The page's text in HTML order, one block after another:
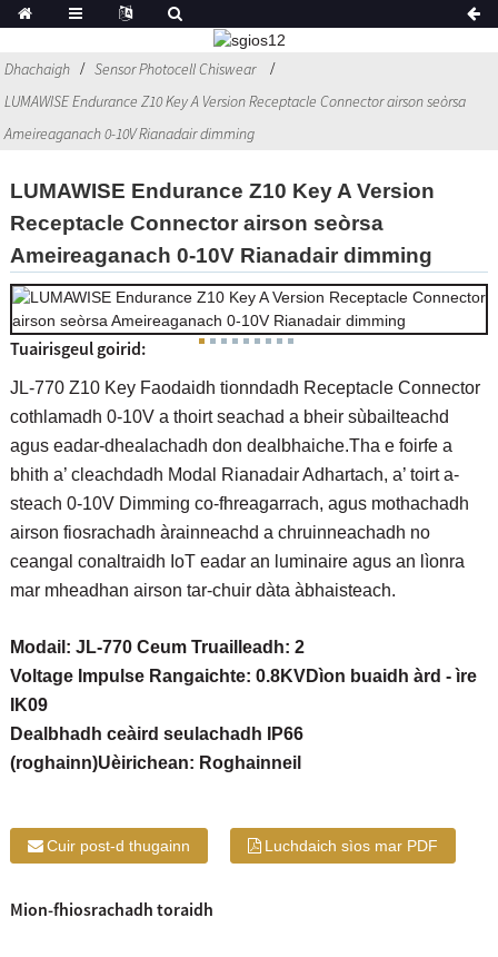
Dhachaigh
Sensor Photocell Chiswear
LUMAWISE Endurance Z10 Key A Version Receptacle Connector airson seòrsa
Ameireaganach 0-10V Rianadair dimming
LUMAWISE Endurance Z10 Key A Version
Receptacle Connector airson seòrsa
Ameireaganach 0-10V Rianadair dimming
Tuairisgeul goirid:
JL-770 Z10 Key Faodaidh tionndadh Receptacle Connector
cothlamadh 0-10V a thoirt seachad a bheir sùbailteachd
agus eadar-dhealachadh don dealbhaiche.Tha e foirfe a
bhith a’ cleachdadh Modal Rianadair Adhartach, a’ toirt a-
steach 0-10V Dimming co-fhreagarrach, agus mothachadh
airson fiosrachadh àrainneachd a chruinneachadh no
ceangal conaltraidh IoT eadar an luminaire agus an lìonra
mar mheadhan airson tar-chuir dàta àbhaisteach.
Modail: JL-770 Ceum Truailleadh: 2
Voltage Impulse Rangaichte: 0.8KVDìon buaidh àrd - ìre
IK09
Dealbhadh ceàird seulachadh IP66
(roghainn)Uèirichean: Roghainneil
Cuir post-d thugainn Luchdaich sìos mar PDF
Mion-fhiosrachadh toraidh